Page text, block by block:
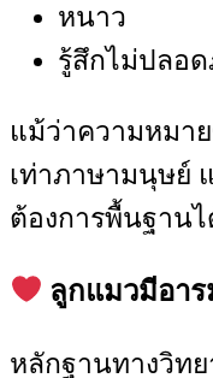
หนาว
รู้สึกไม่ปลอ
แม้ว่าความหมา
เท่าภาษามนุษย์
ต้องการพื้นฐาน
ลูกแมวมีอา
หลักฐานทางวิท